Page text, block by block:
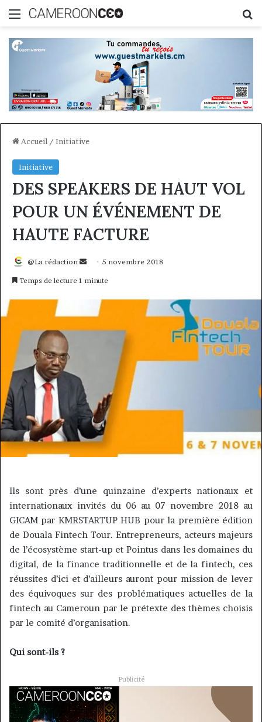
Menu
Accueil / Initiative
Initiative
DES SPEAKERS DE HAUT VOL
POUR UN ÉVÉNEMENT DE
HAUTE FACTURE
@La rédaction
Envoyer5 novembre 2018
Temps de lecture 1 minute
Ils sont près d’une quinzaine d’experts nationaux et
internationaux invités du 06 au 07 novembre 2018 au
GICAM par KMRSTARTUP HUB pour la première édition
de Douala Fintech Tour. Entrepreneurs, acteurs majeurs
de l’écosystème start-up et Pointus dans les domaines du
digital, de la finance traditionnelle et de la fintech, ces
réussites d’ici et d’ailleurs auront pour mission de lever
des équivoques sur des problématiques actuelles de la
fintech au Cameroun par le prétexte des thèmes choisis
par le comité d’organisation.
Qui sont-ils ?
Publicité